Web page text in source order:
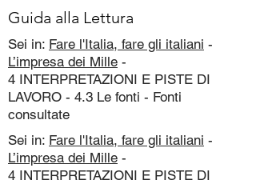
Guida alla Lettura
Sei in: Fare l'Italia, fare gli italiani -
L’impresa dei Mille -
4 INTERPRETAZIONI E PISTE DI
LAVORO - 4.3 Le fonti - Fonti
consultate
Sei in: Fare l'Italia, fare gli italiani -
L’impresa dei Mille -
4 INTERPRETAZIONI E PISTE DI